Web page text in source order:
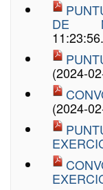
DE
(2024-
(2024-